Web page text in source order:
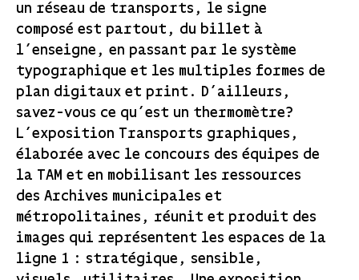
un réseau de transports, le signe
composé est partout, du billet à
l’enseigne, en passant par le système
typographique et les multiples formes de
plan digitaux et print. D’ailleurs,
savez-vous ce qu’est un thermomètre?
L’exposition Transports graphiques,
élaborée avec le concours des équipes de
la TAM et en mobilisant les ressources
des Archives municipales et
métropolitaines, réunit et produit des
images qui représentent les espaces de la
ligne 1 : stratégique, sensible,